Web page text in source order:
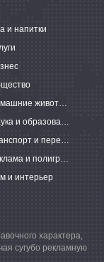
и напитки
Домашние животные
Наука и образование
Транспорт и перевозки
Реклама и полиграфия
и интерьер
характера,
сугубо рекламную